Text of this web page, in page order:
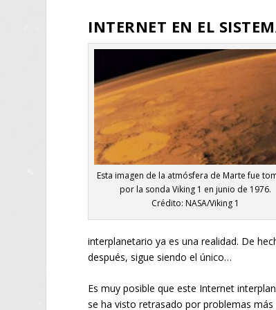
INTERNET EN EL
Esta imagen de la atmósfera de Marte fue
por la sonda Viking 1 en junio de 1976.
Crédito: NASA/Viking 1
interplanetario ya es una realidad. De
después, sigue siendo el único…
Es muy posible que este Internet
se ha visto retrasado por problemas